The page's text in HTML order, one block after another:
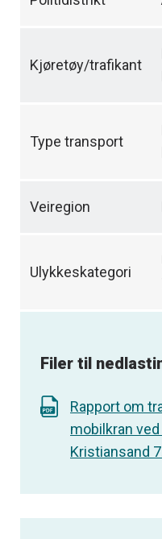
Kjøretøy/trafikant
Type transport
Veiregion
Ulykkeskategori
Filer til
Rapport om
mobilkran
Kristiansand